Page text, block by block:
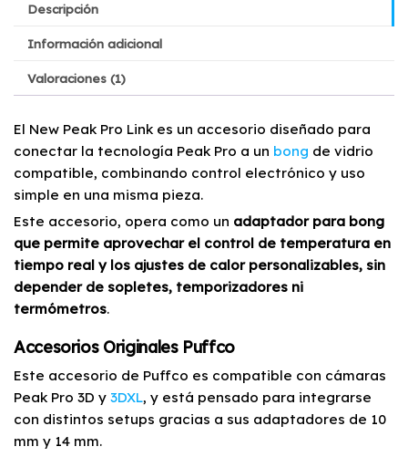
Descripción
Información adicional
Valoraciones (1)
El New Peak Pro Link es un accesorio diseñado para
conectar la tecnología Peak Pro a un bong de vidrio
compatible, combinando control electrónico y uso
simple en una misma pieza.
Este accesorio, opera como un adaptador para bong
que permite aprovechar el control de temperatura en
tiempo real y los ajustes de calor personalizables, sin
depender de sopletes, temporizadores ni
termómetros.
Accesorios Originales Puffco
Este accesorio de Puffco es compatible con cámaras
Peak Pro 3D y 3DXL, y está pensado para integrarse
con distintos setups gracias a sus adaptadores de 10
mm y 14 mm.